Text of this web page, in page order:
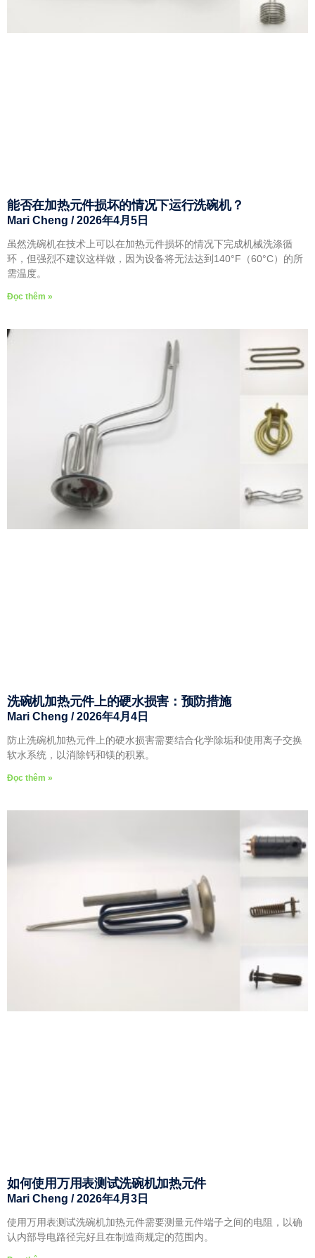
能否在加热元件损坏的情况下运行洗碗机？
Mari Cheng 2026年4月5日
虽然洗碗机在技术上可以在加热元件损坏的情况下完成机械洗涤循
环，但强烈不建议这样做，因为设备将无法达到140°F（60°C）的所
需温度。
Đọc thêm »
洗碗机加热元件上的硬水损害：预防措施
Mari Cheng 2026年4月4日
防止洗碗机加热元件上的硬水损害需要结合化学除垢和使用离子交换
软水系统，以消除钙和镁的积累。
Đọc thêm »
如何使用万用表测试洗碗机加热元件
Mari Cheng 2026年4月3日
使用万用表测试洗碗机加热元件需要测量元件端子之间的电阻，以确
认内部导电路径完好且在制造商规定的范围内。